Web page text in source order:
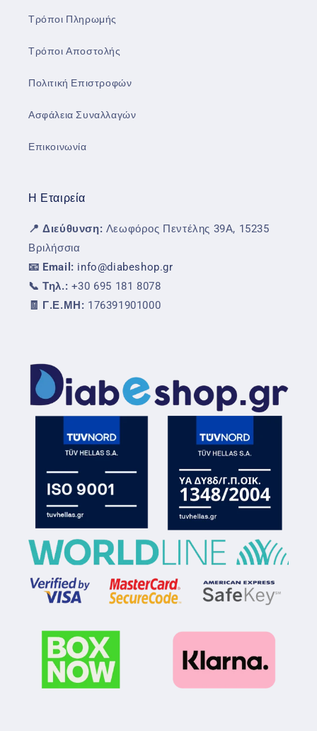
Τρόποι Πληρωμής
Τρόποι Αποστολής
Πολιτική Επιστροφών
Ασφάλεια Συναλλαγών
Επικοινωνία
Η Εταιρεία
📍 Διεύθυνση: Λεωφόρος Πεντέλης 39Α, 15235
Βριλήσσια
📧 Email: info@diabeshop.gr
📞 Τηλ.: +30 695 181 8078
🧾 Γ.Ε.ΜΗ: 176391901000